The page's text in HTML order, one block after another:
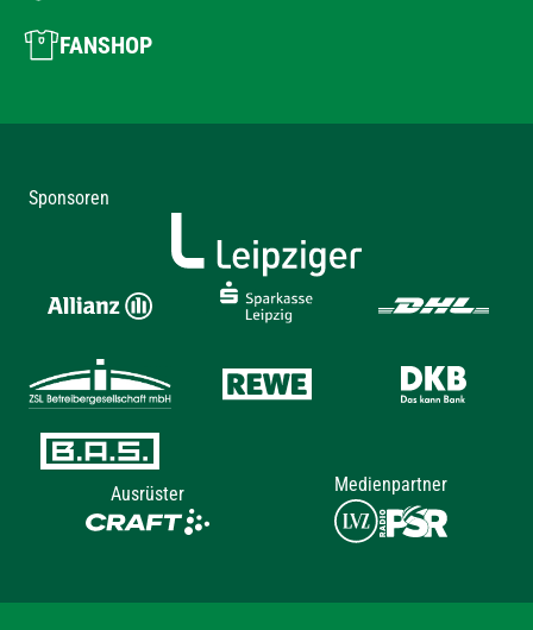
FANSHOP
Sponsoren
Ausrüster Medienpartner